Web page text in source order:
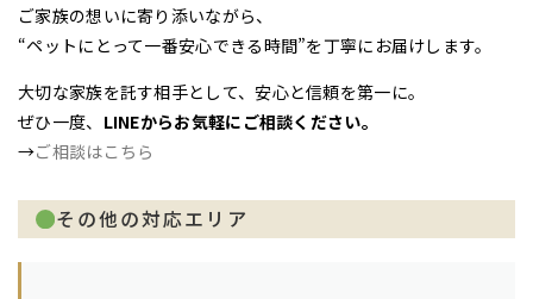
ご家族の想いに寄り添いながら、
“ペットにとって一番安心できる時間”を丁寧にお届けします。
大切な家族を託す相手として、安心と信頼を第一に。
ぜひ一度、 LINEからお気軽にご相談ください。
→ご相談はこちら
その他の対応エリア